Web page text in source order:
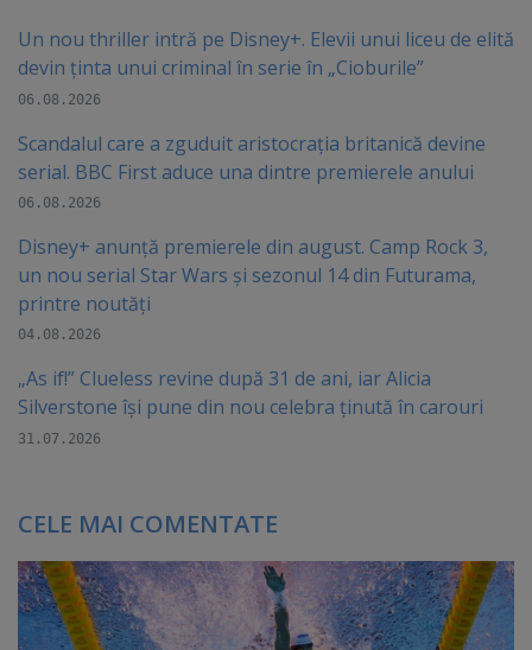
Un nou thriller intră pe Disney+. Elevii unui liceu de elită
devin ținta unui criminal în serie în „Cioburile”
06.08.2026
Scandalul care a zguduit aristocrația britanică devine
serial. BBC First aduce una dintre premierele anului
06.08.2026
Disney+ anunță premierele din august. Camp Rock 3,
un nou serial Star Wars și sezonul 14 din Futurama,
printre noutăți
04.08.2026
„As if!” Clueless revine după 31 de ani, iar Alicia
Silverstone își pune din nou celebra ținută în carouri
31.07.2026
CELE MAI COMENTATE